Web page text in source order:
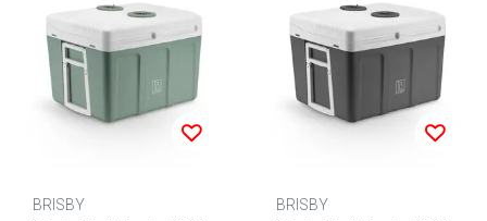
BRISBY BRISBY